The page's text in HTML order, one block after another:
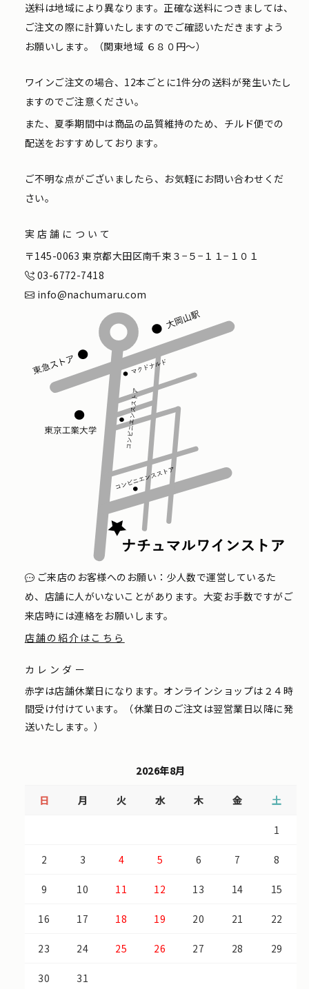
送料は地域により異なります。正確な送料につきましては、
ご注文の際に計算いたしますのでご確認いただきますよう
お願いします。（関東地域 ６８０円〜）
ワインご注文の場合、12本ごとに1件分の送料が発生いたし
ますのでご注意ください。
また、夏季期間中は商品の品質維持のため、チルド便での
配送をおすすめしております。
ご不明な点がございましたら、お気軽にお問い合わせくだ
さい。
実店舗について
〒145-0063 東京都大田区南千束３−５−１１−１０１
03-6772-7418
info@nachumaru.com
ご来店のお客様へのお願い：少人数で運営しているた
め、店舗に人がいないことがあります。大変お手数ですがご
来店時には連絡をお願いします。
店舗の紹介はこちら
カレンダー
赤字は店舗休業日になります。オンラインショップは２４時
間受け付けています。（休業日のご注文は翌営業日以降に発
送いたします。）
2026年8月
日 月 火 水 木 金 土
1
2 3 4 5 6 7 8
9 10 11 12 13 14 15
16 17 18 19 20 21 22
23 24 25 26 27 28 29
30 31